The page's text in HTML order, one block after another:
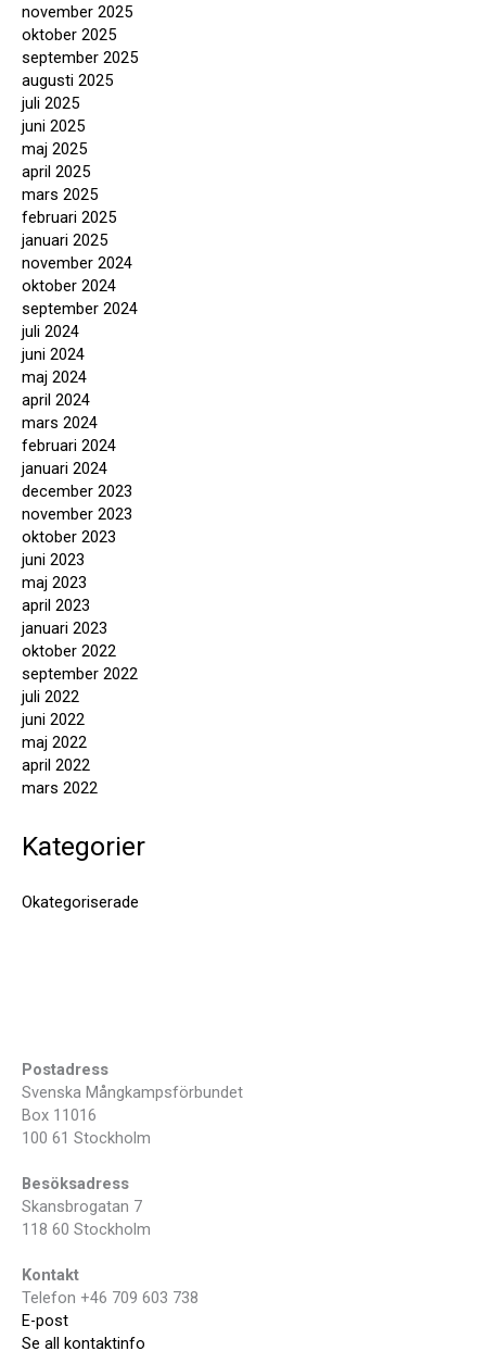
november 2025
oktober 2025
september 2025
augusti 2025
juli 2025
juni 2025
maj 2025
april 2025
mars 2025
februari 2025
januari 2025
november 2024
oktober 2024
september 2024
juli 2024
juni 2024
maj 2024
april 2024
mars 2024
februari 2024
januari 2024
december 2023
november 2023
oktober 2023
juni 2023
maj 2023
april 2023
januari 2023
oktober 2022
september 2022
juli 2022
juni 2022
maj 2022
april 2022
mars 2022
Kategorier
Okategoriserade
Postadress
Svenska Mångkampsförbundet
Box 11016
100 61 Stockholm
Besöksadress
Skansbrogatan 7
118 60 Stockholm
Kontakt
Telefon +46 709 603 738
E-post
Se all kontaktinfo